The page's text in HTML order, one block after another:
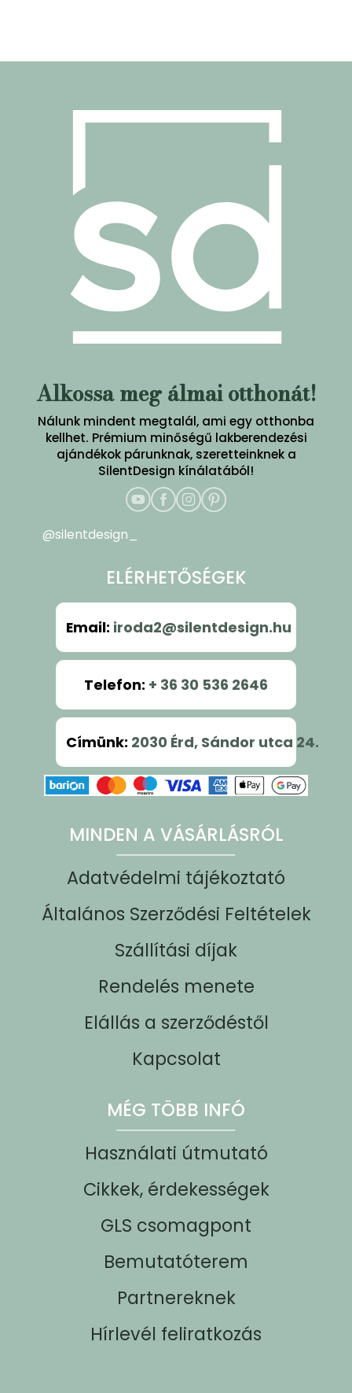
Alkossa meg álmai otthonát!
Nálunk mindent megtalál, ami egy otthonba
kellhet. Prémium minőségű lakberendezési
ajándékok párunknak, szeretteinknek a
SilentDesign kínálatából!
MINDEN A VÁSÁRLÁSRÓL
Adatvédelmi tájékoztató
Általános Szerződési Feltételek
Szállítási díjak
Rendelés menete
Elállás a szerződéstől
Kapcsolat
MÉG TÖBB INFÓ
Használati útmutató
Cikkek, érdekességek
GLS csomagpont
Bemutatóterem
Partnereknek
Hírlevél feliratkozás
@silentdesign_
ELÉRHETŐSÉGEK
Email: iroda2@silentdesign.hu
Telefon: + 36 30 536 2646
Címünk: 2030 Érd, Sándor utca 24.